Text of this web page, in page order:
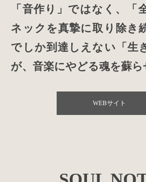
「音作り」ではなく、「
ネックを真摯に取り除き
でしか到達しえない「生
が、音楽にやどる魂を蘇ら
WEBサイト